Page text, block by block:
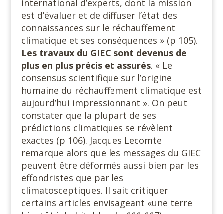
international d’experts, dont la mission
est d’évaluer et de diffuser l’état des
connaissances sur le réchauffement
climatique et ses conséquences » (p 105).
Les travaux du GIEC sont devenus de
plus en plus précis et assurés. « Le
consensus scientifique sur l’origine
humaine du réchauffement climatique est
aujourd’hui impressionnant ». On peut
constater que la plupart de ses
prédictions climatiques se révèlent
exactes (p 106). Jacques Lecomte
remarque alors que les messages du GIEC
peuvent être déformés aussi bien par les
effondristes que par les
climatosceptiques. Il sait critiquer
certains articles envisageant «une terre